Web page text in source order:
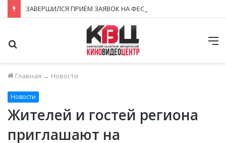
Главная → Новости
Новости
Жителей и гостей региона
приглашают на